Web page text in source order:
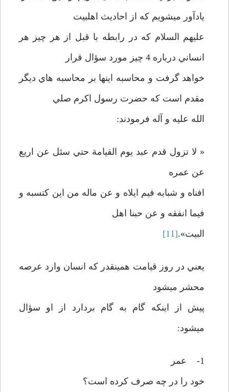
يادآور ميشويم که از احاديث اهلبيت
عليهم السلام که در رابطه با قبل از هر چيز هر
انساني درباره 4 چيز مورد سؤال قرار
خواهد گرفت و محاسبه اينها بر محاسبه هاي ديگر
مقدم است که حضرت رسول اکرم صلي
الله عليه و آله فرمودند:
« لا تزول قدم عبد يوم القيامة حتي سئل عن اريع
عن عمره
افناه و شبابه فيم ايلاه و عن ماله من اين کتسبه و
فيما انفقه و عن حبنا اهل
البيت».[11]
يعني در روز قيامت همينقدر که انسان وارد عرصه
محشر ميشود
پيش از اينکه گام به گام بردارد از او سؤال
ميشود:
1- عمر
خود را در چه صرف کرده است؟